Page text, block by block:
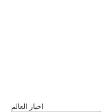
اخبار العالم